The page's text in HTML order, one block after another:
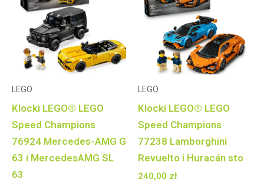
LEGO
Klocki LEGO® LEGO
Speed Champions
76924 Mercedes-AMG G
63 i MercedesAMG SL
63
LEGO
Klocki LEGO® LEGO
Speed Champions
77238 Lamborghini
Revuelto i Huracán sto
240,00 zł